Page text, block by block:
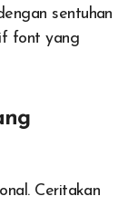
sentuhan
font yang
Ceritakan